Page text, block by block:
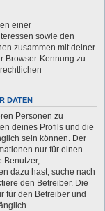
einer
sowie den
zusammen mit deiner
Browser-Kennung zu
DATEN
Personen zu
deines Profils und die
sein können. Der
nur für einen
Benutzer,
dazu hast, suche nach
den Betreiber. Die
für den Betreiber und